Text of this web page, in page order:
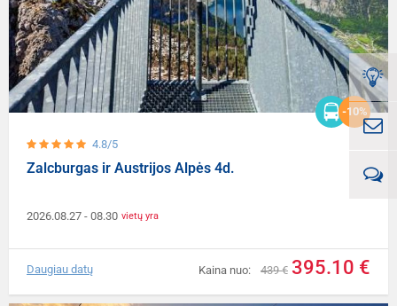
4.8/5
-10%
Zalcburgas ir Austrijos Alpės 4d.
2026.08.27 - 08.30 vietų yra
Kaina nuo: 439 € 395.10 €
Daugiau datų